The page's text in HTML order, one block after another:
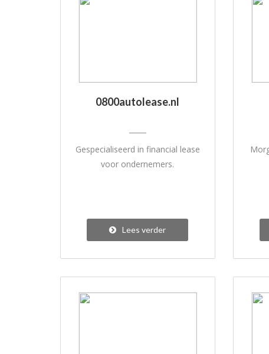
0800autolease.nl
Gespecialiseerd in financial lease
voor ondernemers.
Lees verder